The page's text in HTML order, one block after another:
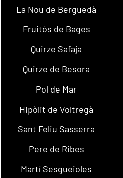
La Nou de Berguedà
Fruitós de Bages
Quirze Safaja
Quirze de Besora
Pol de Mar
Hipòlit de Voltregà
Sant Feliu Sasserra
Pere de Ribes
Martí Sesgueioles